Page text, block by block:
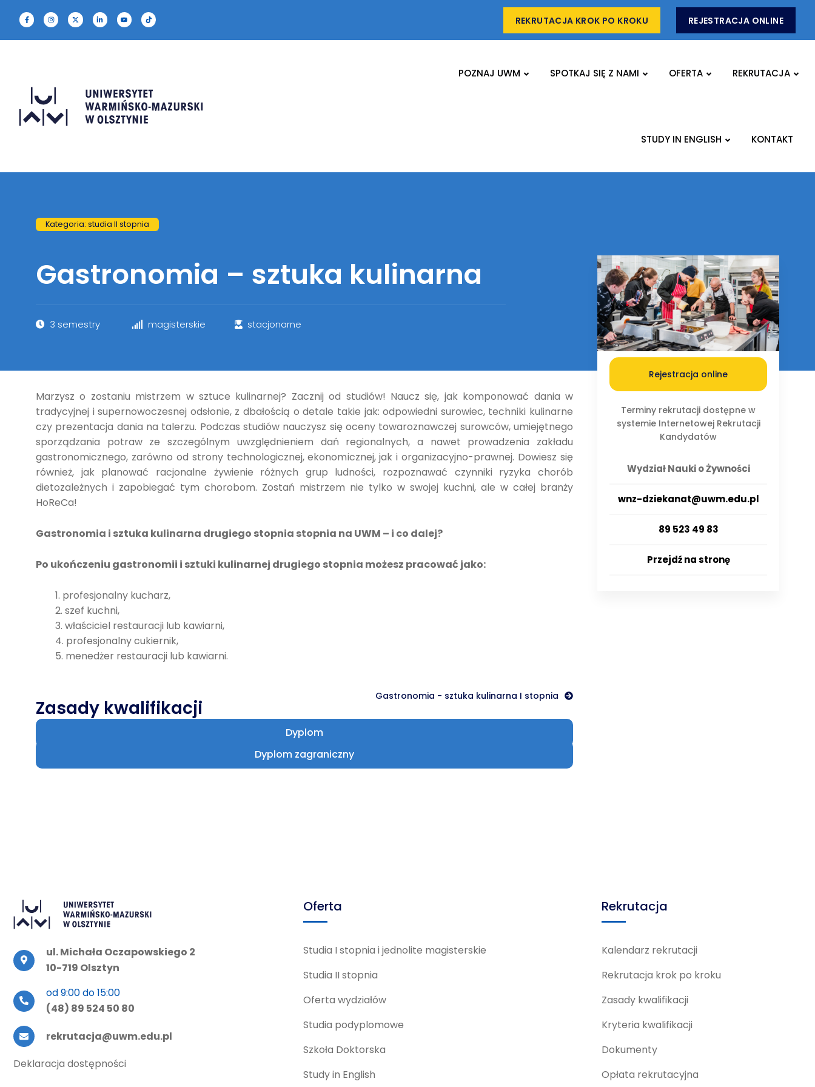
REKRUTACJA KROK PO KROKU REJESTRACJA ONLINE
POZNAJ UWM SPOTKAJ SIĘ Z NAMI OFERTA REKRUTACJA
STUDY IN ENGLISH KONTAKT
Kategoria: studia II stopnia
Gastronomia – sztuka kulinarna
3 semestry magisterskie stacjonarne
Marzysz o zostaniu mistrzem w sztuce kulinarnej? Zacznij od studiów! Naucz się, jak komponować dania w
tradycyjnej i supernowoczesnej odsłonie, z dbałością o detale takie jak: odpowiedni surowiec, techniki kulinarne
czy prezentacja dania na talerzu. Podczas studiów nauczysz się oceny towaroznawczej surowców, umiejętnego
sporządzania potraw ze szczególnym uwzględnieniem dań regionalnych, a nawet prowadzenia zakładu
gastronomicznego, zarówno od strony technologicznej, ekonomicznej, jak i organizacyjno-prawnej. Dowiesz się
również, jak planować racjonalne żywienie różnych grup ludności, rozpoznawać czynniki ryzyka chorób
dietozależnych i zapobiegać tym chorobom. Zostań mistrzem nie tylko w swojej kuchni, ale w całej branży
HoReCa!
Gastronomia i sztuka kulinarna drugiego stopnia stopnia na UWM – i co dalej?
Po ukończeniu gastronomii i sztuki kulinarnej drugiego stopnia możesz pracować jako:
profesjonalny kucharz,
szef kuchni,
właściciel restauracji lub kawiarni,
profesjonalny cukiernik,
menedżer restauracji lub kawiarni.
Gastronomia - sztuka kulinarna I stopnia
Zasady kwalifikacji
Dyplom
Dyplom zagraniczny
Rejestracja online
Terminy rekrutacji dostępne w
systemie Internetowej Rekrutacji
Kandydatów
Wydział Nauki o Żywności
wnz-dziekanat@uwm.edu.pl
89 523 49 83
Przejdź na stronę
ul. Michała Oczapowskiego 2
10-719 Olsztyn
od 9:00 do 15:00
(48) 89 524 50 80
rekrutacja@uwm.edu.pl
Deklaracja dostępności
Oferta
Studia I stopnia i jednolite magisterskie
Studia II stopnia
Oferta wydziałów
Studia podyplomowe
Szkoła Doktorska
Study in English
Rekrutacja
Kalendarz rekrutacji
Rekrutacja krok po kroku
Zasady kwalifikacji
Kryteria kwalifikacji
Dokumenty
Opłata rekrutacyjna